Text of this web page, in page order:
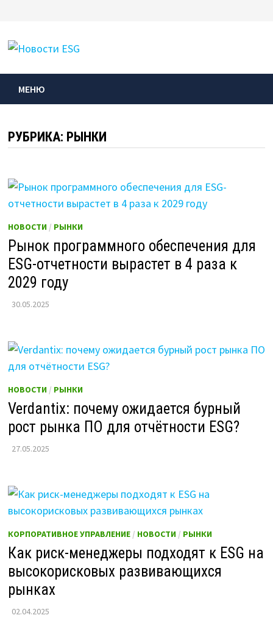
содержимому
МЕНЮ
РУБРИКА: РЫНКИ
НОВОСТИ/ РЫНКИ
Рынок программного обеспечения для
ESG-отчетности вырастет в 4 раза к
2029 году
30.05.2025
НОВОСТИ/ РЫНКИ
Verdantix: почему ожидается бурный
рост рынка ПО для отчётности ESG?
27.05.2025
КОРПОРАТИВНОЕ УПРАВЛЕНИЕ/ НОВОСТИ/ РЫНКИ
Как риск-менеджеры подходят к ESG на
высокорисковых развивающихся
рынках
02.04.2025